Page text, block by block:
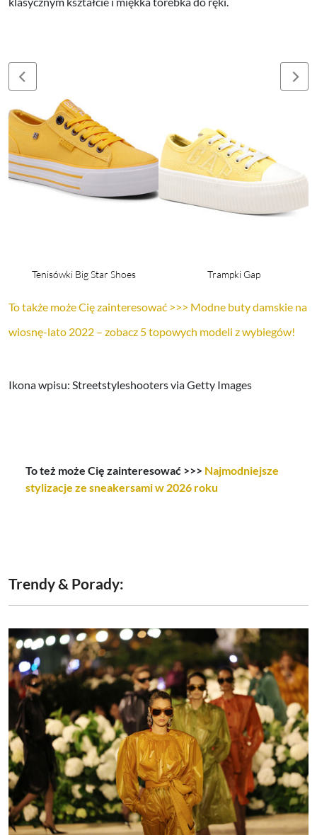
Tenisówki Big Star Shoes Trampki Gap
To także może Cię zainteresować >>> Modne buty damskie na
wiosnę-lato 2022 – zobacz 5 topowych modeli z wybiegów!
Ikona wpisu: Streetstyleshooters via Getty Images
To też może Cię zainteresować >>> Najmodniejsze
stylizacje ze sneakersami w 2026 roku
Trendy & Porady: